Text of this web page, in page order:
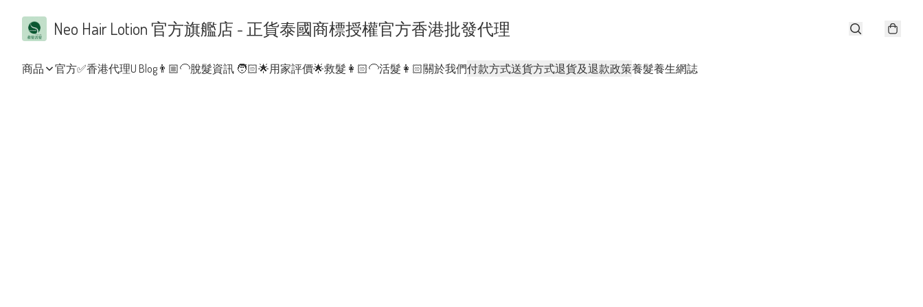
Neo Hair Lotion 官方旗艦店 - 正貨泰國商標授權官方香港批發代理
商品 官方✅香港代理U Blog👨🏼‍🦲脫髮資訊 🧑🏻🌟用家評價🌟救髮👩🏻‍🦲活髮👩🏻關於我們付款方式送貨方式退貨及退款政策養髮養生網誌